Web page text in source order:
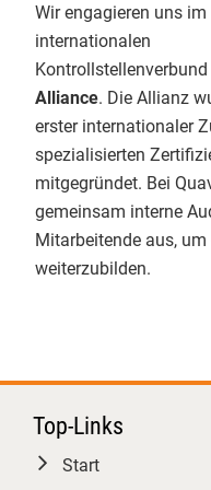
nächsten 30
1
Natürlich GfRS-
Handel
Mo - Fr: 9.00 - 12.00
Telefon 0551 - 488
oder
biokueche@gfrs.de
Aktuelles
Bio-Links
Kontakt
Wir engagieren uns im
internationalen
Kontrollstellenverbund
Alliance. Die Allianz
erster internationaler
spezialisierten
mitgegründet. Bei
gemeinsam interne
Mitarbeitende aus,
weiterzubilden.
Top-Links
Start